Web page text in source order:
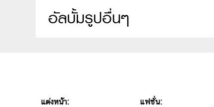
อัลบั้มรูปอื่นๆ
แต่งหน้า: แฟชั่น: